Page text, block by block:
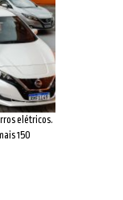
elétricos.
150